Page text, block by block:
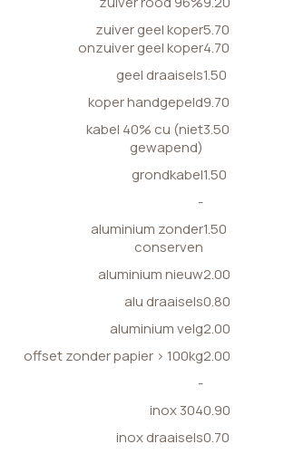
zuiver geel koper
onzuiver geel koper
5.70
4.70
geel draaisels1.50
koper handgepeld9.70
kabel 40% cu (niet
gewapend)
3.50
grondkabel1.50
-
aluminium zonder
conserven
1.50
aluminium nieuw2.00
alu draaisels0.80
aluminium velg2.00
offset zonder papier > 100kg2.00
-
inox 3040.90
inox draaisels0.70